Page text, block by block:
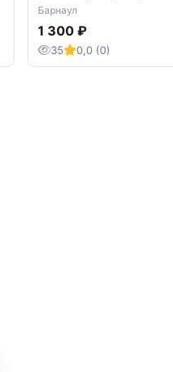
диагностика
Барнаул
1 300 ₽
35 0,0 (0)